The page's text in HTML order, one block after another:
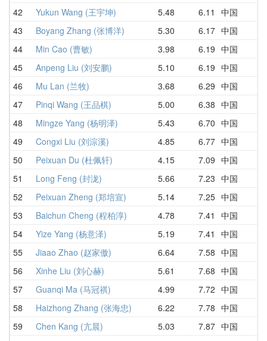
42 Yukun Wang (王宇坤) 5.48 6.11 中国
43 Boyang Zhang (张博洋) 5.30 6.17 中国
44 Min Cao (曹敏) 3.98 6.19 中国
45 Anpeng Liu (刘安鹏) 5.10 6.19 中国
46 Mu Lan (兰牧) 3.68 6.29 中国
47 Pinqi Wang (王品棋) 5.00 6.38 中国
48 Mingze Yang (杨明泽) 5.43 6.70 中国
49 Congxi Liu (刘淙溪) 4.85 6.77 中国
50 Peixuan Du (杜佩轩) 4.15 7.09 中国
51 Long Feng (封泷) 5.66 7.23 中国
52 Peixuan Zheng (郑培宣) 5.14 7.25 中国
53 Baichun Cheng (程柏淳) 4.78 7.41 中国
54 Yize Yang (杨意泽) 5.19 7.41 中国
55 Jiaao Zhao (赵家傲) 6.64 7.58 中国
56 Xinhe Liu (刘心赫) 5.61 7.68 中国
57 Guanqi Ma (马冠祺) 4.99 7.72 中国
58 Haizhong Zhang (张海忠) 6.22 7.78 中国
59 Chen Kang (亢晨) 5.03 7.87 中国